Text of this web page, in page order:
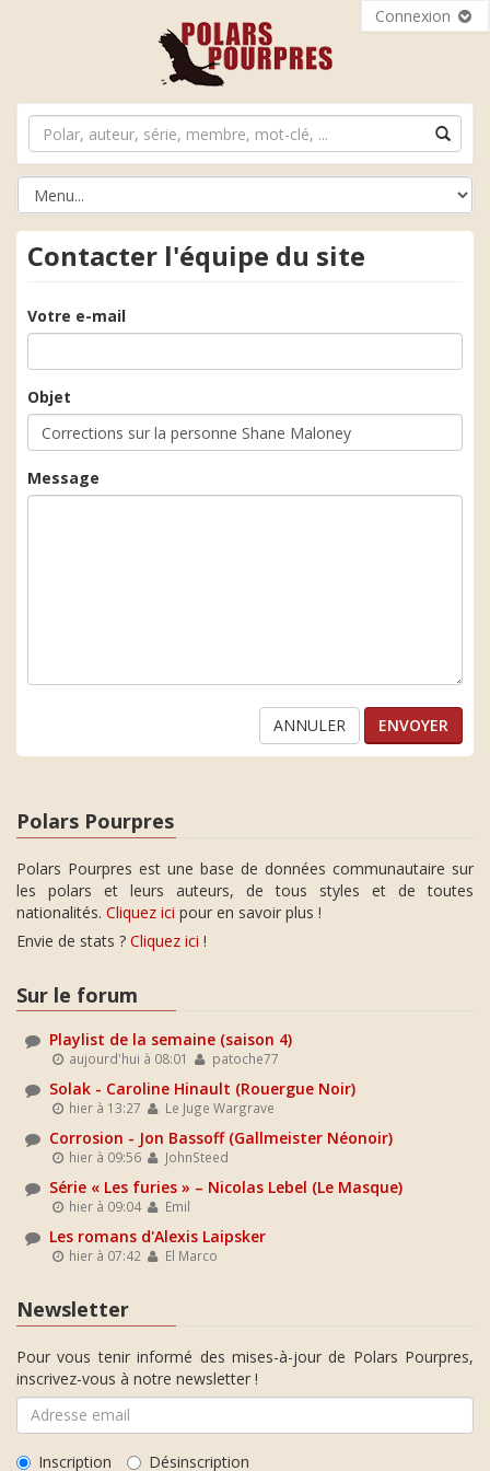
Connexion
Contacter l'équipe du site
Votre e-mail
Objet
Message
ANNULER
Polars Pourpres
Polars Pourpres est une base de données communautaire sur
les polars et leurs auteurs, de tous styles et de toutes
nationalités. Cliquez ici pour en savoir plus !
Envie de stats ? Cliquez ici !
Sur le forum
Playlist de la semaine (saison 4)
aujourd'hui à 08:01 patoche77
Solak - Caroline Hinault (Rouergue Noir)
hier à 13:27 Le Juge Wargrave
Corrosion - Jon Bassoff (Gallmeister Néonoir)
hier à 09:56 JohnSteed
Série « Les furies » – Nicolas Lebel (Le Masque)
hier à 09:04 Emil
Les romans d'Alexis Laipsker
hier à 07:42 El Marco
Newsletter
Pour vous tenir informé des mises-à-jour de Polars Pourpres,
inscrivez-vous à notre newsletter !
Inscription Désinscription